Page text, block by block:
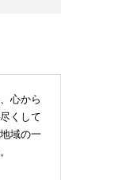
心から
くして
域の一